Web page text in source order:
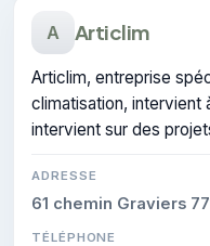
A Articlim
Articlim, entreprise
climatisation, intervient
intervient sur des
ADRESSE
61 chemin Graviers
TÉLÉPHONE